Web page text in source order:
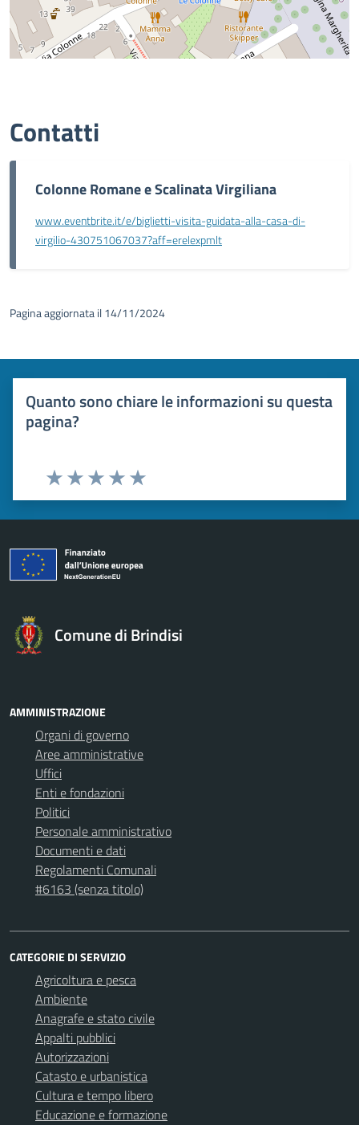
Contatti
Colonne Romane e Scalinata Virgiliana
www.eventbrite.it/e/biglietti-visita-guidata-alla-casa-di-
virgilio-430751067037?aff=erelexpmlt
Pagina aggiornata il 14/11/2024
Quanto sono chiare le informazioni su questa
pagina?
Valuta 5 stelle su 5
Valuta 4 stelle su 5
Valuta 3 stelle su 5
Valuta 2 stelle su 5
Valuta 1 stelle su 5
Comune di Brindisi
AMMINISTRAZIONE
Organi di governo
Aree amministrative
Uffici
Enti e fondazioni
Politici
Personale amministrativo
Documenti e dati
Regolamenti Comunali
#6163 (senza titolo)
CATEGORIE DI SERVIZIO
Agricoltura e pesca
Ambiente
Anagrafe e stato civile
Appalti pubblici
Autorizzazioni
Catasto e urbanistica
Cultura e tempo libero
Educazione e formazione